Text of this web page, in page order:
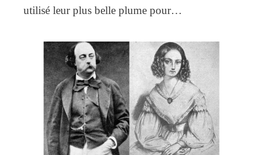
utilisé leur plus belle plume pour…